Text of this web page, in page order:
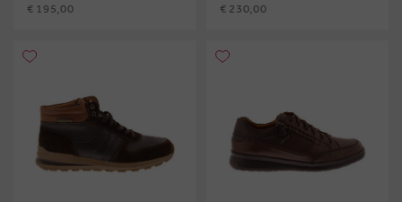
€ 195,00 € 230,00